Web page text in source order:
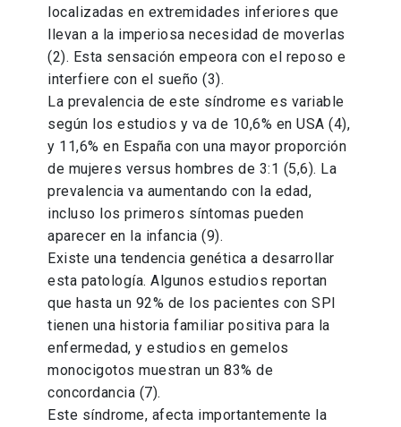
localizadas en extremidades inferiores que
llevan a la imperiosa necesidad de moverlas
(2). Esta sensación empeora con el reposo e
interfiere con el sueño (3).
La prevalencia de este síndrome es variable
según los estudios y va de 10,6% en USA (4),
y 11,6% en España con una mayor proporción
de mujeres versus hombres de 3:1 (5,6). La
prevalencia va aumentando con la edad,
incluso los primeros síntomas pueden
aparecer en la infancia (9).
Existe una tendencia genética a desarrollar
esta patología. Algunos estudios reportan
que hasta un 92% de los pacientes con SPI
tienen una historia familiar positiva para la
enfermedad, y estudios en gemelos
monocigotos muestran un 83% de
concordancia (7).
Este síndrome, afecta importantemente la